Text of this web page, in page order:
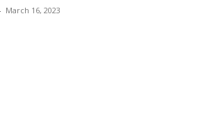
March 16, 2023